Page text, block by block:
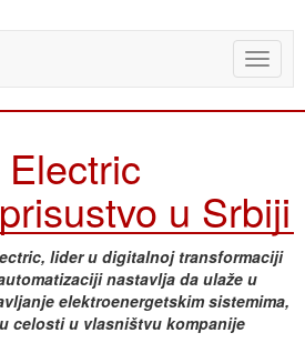
Toggle
u Srbiji
lider u digitalnoj transformaciji
nastavlja da ulaže u
elektroenergetskim sistemima,
celosti u vlasništvu kompanije